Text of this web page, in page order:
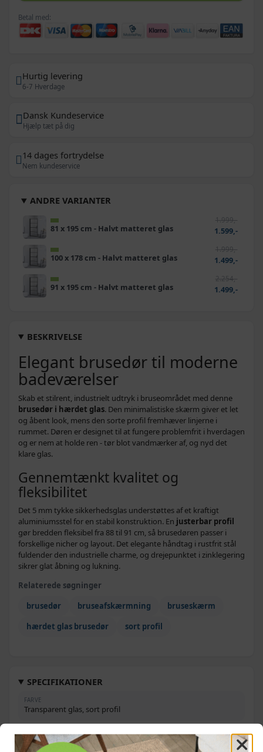
Betal med:
Hurtig levering
6-7 Hverdage
Dansk Kundeservice
Hjælp tæt på dig
14 dages fortrydelse
Nem kundeservice
BESKRIVELSE
Elegant brusedør til moderne
badeværelser
Skab et stilrent, industrielt udtryk i bruseområdet med denne
brusedør i hærdet glas. Den minimalistiske skærm giver et let
og åbent look, mens den sorte profil fremhæver linjerne i
rummet. Døren er designet til at fungere problemfrit i hverdagen
og er nem at holde ren - tør blot vandmærker af, og nyd det
klare glas.
Gennemtænkt kvalitet og
fleksibilitet
Det 5 mm tykke sikkerhedsglas understøttes af et kraftigt
aluminiumsstel for en stabil konstruktion. En justerbar profil
gør bredden fleksibel fra 88 til 91 cm, så brusedøren passer i
forskellige nicher og layout. Det elegante håndtag i rustfrit stål
fuldender den industrielle charme, og drejepunktet i zinklegering
sikrer glat åbning og lukning.
Relaterede søgninger
brusedør
bruseafskærmning
bruseskærm
hærdet glas brusedør
sort profil
SPECIFIKATIONER
FARVE
Transparent glas, sort profil
MATERIALE
Hærdet ESG-glas (skærm), aluminium (profil), rustfrit stål
ANDRE VARIANTER
81 x 195 cm - Halvt matteret glas
1.999,-
1.599,-
100 x 178 cm - Halvt matteret glas
1.999,-
1.499,-
91 x 195 cm - Halvt matteret glas
2.254,-
1.499,-